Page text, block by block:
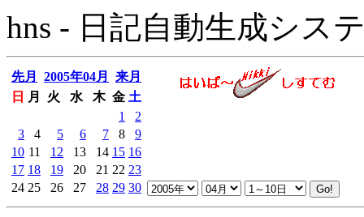
hns - 日記自動生成シス
先月 2005年04月
来月
日
月 火 水 木 金 土
1
2
3
4 5 6 7 8
9
10 11 12 13 14 15 16
17 18 19 20 21 22 23
24 25 26 27 28 29 30